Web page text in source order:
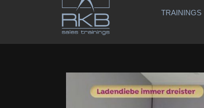
TRAININGS